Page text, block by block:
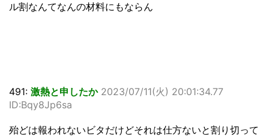
ル割なんてなんの材料にもならん
491: 激熱と申したか 2023/07/11(火) 20:01:34.77
ID:Bqy8Jp6sa
殆どは報われないビタだけどそれは仕方ないと割り切って